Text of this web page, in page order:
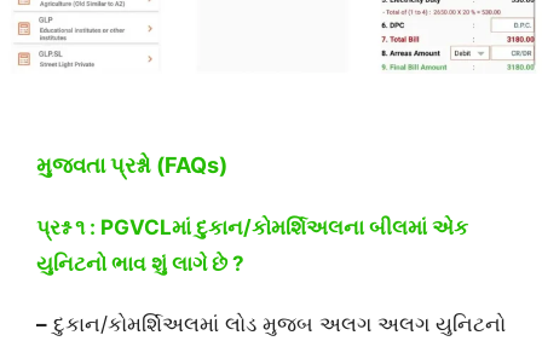
મુજવતા પ્રશ્નો (FAQs)
પ્રશ્ન ૧ : PGVCLમાં દુકાન/કોમર્શિઅલના બીલમાં એક
યુનિટનો ભાવ શું લાગે છે ?
– દુકાન/કોમર્શિઅલમાં લોડ મુજબ અલગ અલગ યુનિટનો